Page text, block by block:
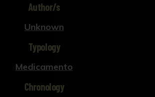
Author/s
Unknown
Typology
Medicamento
Chronology